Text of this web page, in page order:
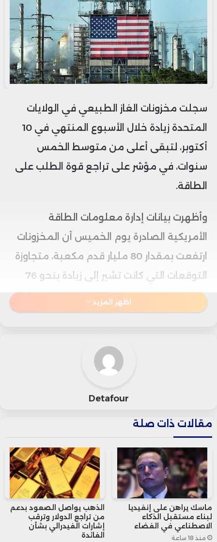
سجلت مخزونات الغاز الطبيعي في الولايات
المتحدة زيادة خلال الأسبوع المنتهي في 10
أكتوبر، لتبقى أعلى من متوسط الخمس
سنوات، في مؤشر على تراجع قوة الطلب على
الطاقة.
وأظهرت بيانات إدارة معلومات الطاقة
الأمريكية الصادرة يوم الخميس أن المخزونات
ارتفعت بمقدار 80 مليار قدم مكعبة، متجاوزة
التوقعات التي كانت تشير إلى زيادة بنحو 76
مليار قدم مكعبة فقط.
بينما تتجاوز متوسط الخمس سنوات بنسبة
وتعكس هذه البيانات استمرار ضغوط العرض
على سوق الغاز الأمريكي، وسط ضعف الطلب
الموسمي والتقلبات في استهلاك الطاقة، ما
قد يؤثر على الأسعار والتوجهات المستقبلية
في السوق المحلي للطاقة.
اظهر المزيد
Detafour
مقالات ذات صلة
ماسك يراهن على إنفيديا
لبناء مستقبل الذكاء
الاصطناعي في الفضاء
منذ 18 ساعة
الذهب يواصل الصعود بدعم
من تراجع الدولار وترقب
إشارات الفيدرالي بشأن
الفائدة